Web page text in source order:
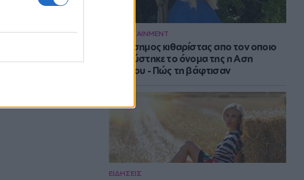
ENTERTAINMENT
Ο διάσημος κιθαρίστας απο τον οποιο
εμπνεύστηκε το όνομα της η Αση
Μπήλιου - Πώς τη βάφτισαν
ΕΙΔΗΣΕΙΣ